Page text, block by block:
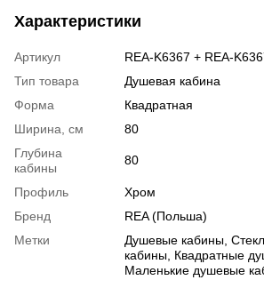
Характеристики
Артикул
REA-K6367 + REA-
Тип товара
Душевая кабина
Форма
Квадратная
Ширина, см
80
Глубина
кабины
80
Профиль
Хром
Бренд
REA (Польша)
Метки
Душевые кабины
кабины Квадратные
Маленькие душевые